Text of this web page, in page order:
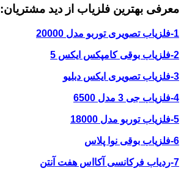
معرفی بهترین فلزیاب از دید مشتریان:
1-فلزیاب تصویری توربو مدل 20000
2-فلزیاب بوقی کامپکس ایکس 5
3-فلزیاب تصویری ایکس دبلیو
4-فلزیاب جی 3 مدل 6500
5-فلزیاب توربو مدل 18000
6-فلزیاب بوقی نوا پلاس
7-ردیاب فرکانسی آکااس هفت آنتن